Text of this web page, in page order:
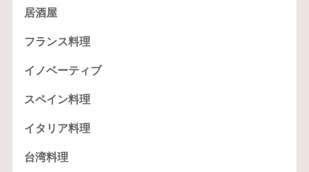
居酒屋
フランス料理
イノベーティブ
スペイン料理
イタリア料理
台湾料理